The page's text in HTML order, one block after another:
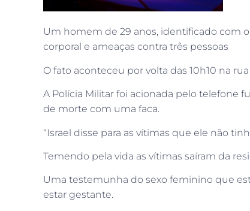
Um homem de 29 anos, identificado com
corporal e ameaças contra três pessoas
O fato aconteceu por volta das 10h10 na
A Polícia Militar foi acionada pelo telefone
de morte com uma faca.
“Israel disse para as vítimas que ele não
Temendo pela vida as vítimas saíram da
Uma testemunha do sexo feminino que
estar gestante.